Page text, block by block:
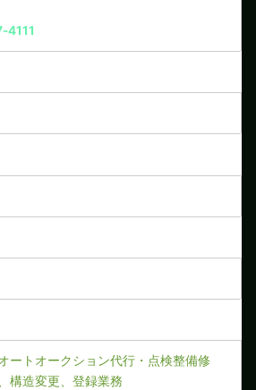
4111
ートオークション代行・点検整備修
構造変更、登録業務